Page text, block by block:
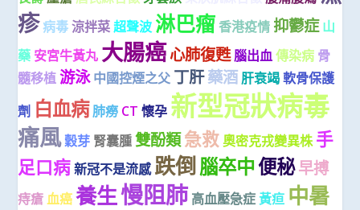
疹病毒 涼拌菜 超聲波 淋巴瘤 香港疫情 抑鬱症 山
藥 安宮牛黃丸 大腸癌心肺復甦腦出血 傳染病 骨
髓移植 游泳 中國控煙之父 丁肝藥酒 肝衰竭 軟骨保護
劑 白血病肺癆 CT 懷孕 新型冠狀病毒
痛風穀芽 腎囊腫 雙酚類急救 奧密克戎變異株 手
足口病 新冠不是流感 跌倒腦卒中便秘早搏
痔瘡 血癌 養生慢阻肺 高血壓急症 黃疸 中暑